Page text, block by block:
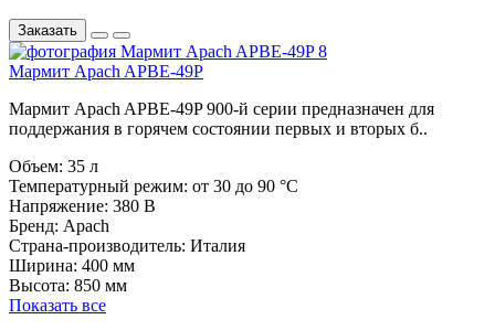
Заказать
Мармит Apach APBE-49P
Мармит Apach APBE-49P 900-й серии предназначен для
поддержания в горячем состоянии первых и вторых б..
Объем: 35 л
Температурный режим: от 30 до 90 °C
Напряжение: 380 В
Бренд: Apach
Страна-производитель: Италия
Ширина: 400 мм
Высота: 850 мм
Показать все